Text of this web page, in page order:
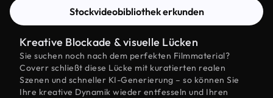
Stockvideobibliothek erkunden
Kreative Blockade & visuelle Lücken
Sie suchen noch nach dem perfekten Filmmaterial?
Coverr schließt diese Lücke mit kuratierten realen
Szenen und schneller KI-Generierung – so können Sie
Ihre kreative Dynamik wieder entfesseln und Ihren